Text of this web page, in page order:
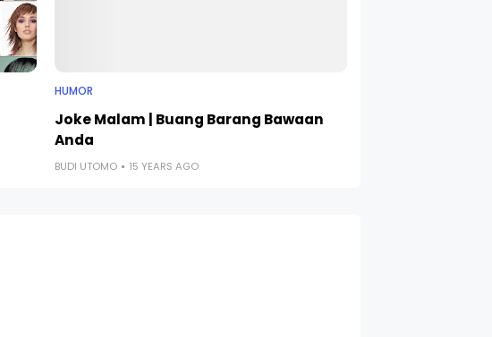
HUMOR
Joke Malam | Buang Barang Bawaan
Anda
BUDI UTOMO 15 YEARS AGO